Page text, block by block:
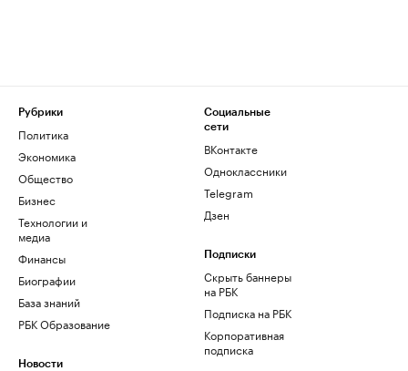
Рубрики
Политика
Экономика
Общество
Бизнес
Технологии и
медиа
Финансы
Биографии
База знаний
РБК Образование
Новости
Социальные
сети
ВКонтакте
Одноклассники
Telegram
Дзен
Подписки
Скрыть баннеры
на РБК
Подписка на РБК
Корпоративная
подписка